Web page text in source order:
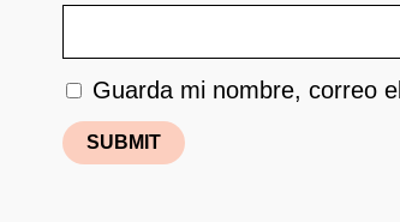
Guarda mi nombre, correo